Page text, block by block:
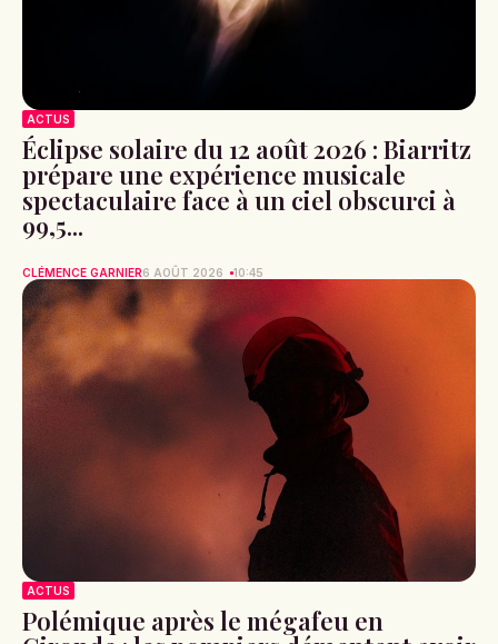
ACTUS
Éclipse solaire du 12 août 2026 : Biarritz
prépare une expérience musicale
spectaculaire face à un ciel obscurci à
99,5...
CLÉMENCE GARNIER6 AOÛT 2026 10:45
ACTUS
Polémique après le mégafeu en